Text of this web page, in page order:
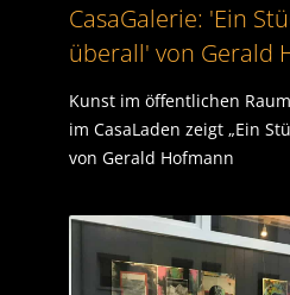
CasaGalerie: 'Ein
überall' von Gerald
Kunst im öffentlichen
im CasaLaden zeigt „Ein
von Gerald Hofmann